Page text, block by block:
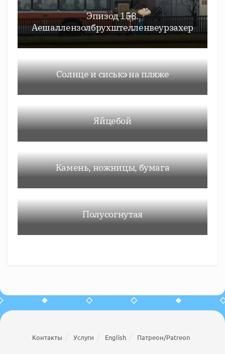
Эпизод 158.
Аешаллензолбрухштелленвеурзахер
Солнце и сиськэ на пляже
Яйцебой
Камень, ножницы, бумага
Полусогнутая
Контакты Услуги English Патреон/Patreon